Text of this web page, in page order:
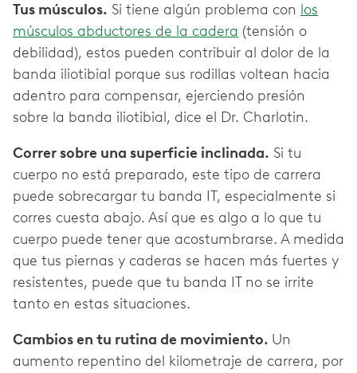
Tus músculos. Si tiene algún problema con los
músculos abductores de la cadera (tensión o
debilidad), estos pueden contribuir al dolor de la
banda iliotibial porque sus rodillas voltean hacia
adentro para compensar, ejerciendo presión
sobre la banda iliotibial, dice el Dr. Charlotin.
Correr sobre una superficie inclinada. Si tu
cuerpo no está preparado, este tipo de carrera
puede sobrecargar tu banda IT, especialmente si
corres cuesta abajo. Así que es algo a lo que tu
cuerpo puede tener que acostumbrarse. A medida
que tus piernas y caderas se hacen más fuertes y
resistentes, puede que tu banda IT no se irrite
tanto en estas situaciones.
Cambios en tu rutina de movimiento. Un
aumento repentino del kilometraje de carrera, por